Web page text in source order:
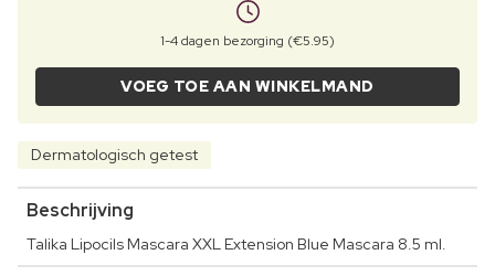
1-4 dagen bezorging (€5.95)
VOEG TOE AAN WINKELMAND
Dermatologisch getest
Beschrijving
Talika Lipocils Mascara XXL Extension Blue Mascara 8.5 ml.